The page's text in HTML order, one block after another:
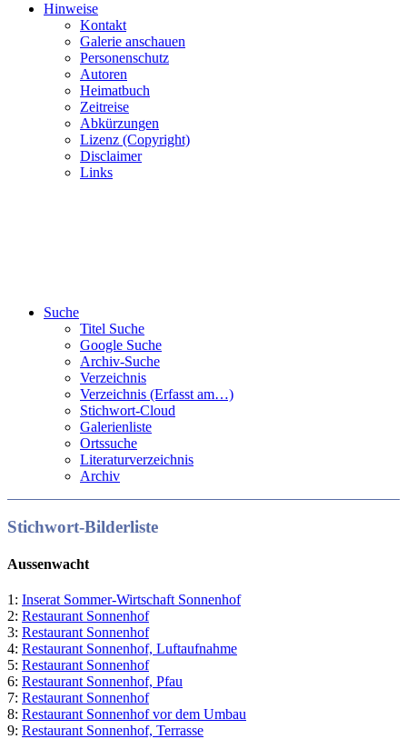
Hinweise
Kontakt
Galerie anschauen
Personenschutz
Autoren
Heimatbuch
Zeitreise
Abkürzungen
Lizenz (Copyright)
Disclaimer
Links
Suche
Titel Suche
Google Suche
Archiv-Suche
Verzeichnis
Verzeichnis (Erfasst am…)
Stichwort-Cloud
Galerienliste
Ortssuche
Literaturverzeichnis
Archiv
Stichwort-Bilderliste
Aussenwacht
1: Inserat Sommer-Wirtschaft Sonnenhof
2: Restaurant Sonnenhof
3: Restaurant Sonnenhof
4: Restaurant Sonnenhof, Luftaufnahme
5: Restaurant Sonnenhof
6: Restaurant Sonnenhof, Pfau
7: Restaurant Sonnenhof
8: Restaurant Sonnenhof vor dem Umbau
9: Restaurant Sonnenhof, Terrasse